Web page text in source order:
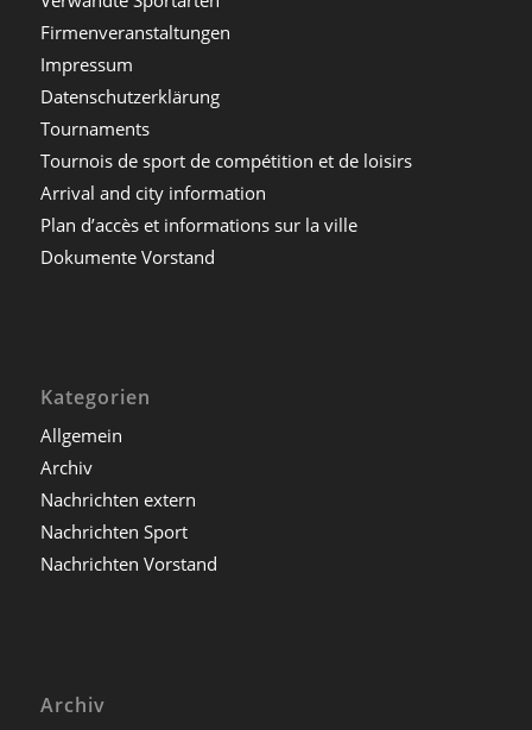
Firmenveranstaltungen
Impressum
Datenschutzerklärung
Tournaments
Tournois de sport de compétition et de loisirs
Arrival and city information
Plan d’accès et informations sur la ville
Dokumente Vorstand
Kategorien
Allgemein
Archiv
Nachrichten extern
Nachrichten Sport
Nachrichten Vorstand
Archiv